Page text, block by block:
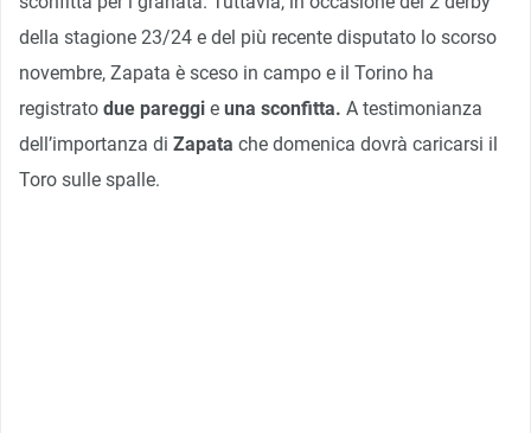
della stagione 23/24 e del più recente disputato lo scorso
novembre, Zapata è sceso in campo e il Torino ha
registrato due pareggi e una sconfitta. A testimonianza
dell’importanza di Zapata che domenica dovrà caricarsi il
Toro sulle spalle.